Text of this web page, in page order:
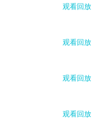
观看回放
观看回放
观看回放
观看回放